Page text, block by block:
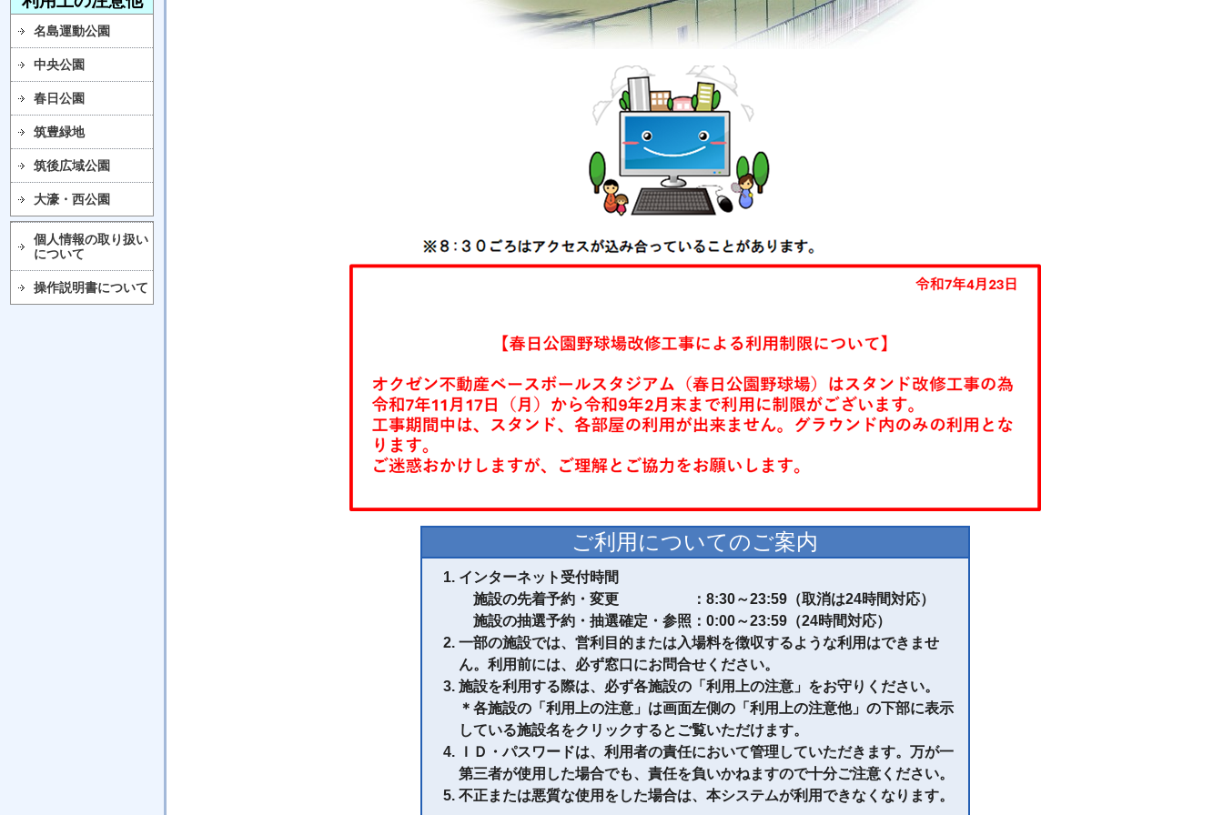
名島運動公園
中央公園
春日公園
筑豊緑地
筑後広域公園
大濠・西公園
個人情報の取り扱い
について
操作説明書について
ご利用についてのご案内
インターネット受付時間
施設の先着予約・変更 ：8:30～23:59（取消は24時間対応）
施設の抽選予約・抽選確定・参照：0:00～23:59（24時間対応）
一部の施設では、営利目的または入場料を徴収するような利用はできませ
ん。利用前には、必ず窓口にお問合せください。
施設を利用する際は、必ず各施設の「利用上の注意」をお守りください。
＊各施設の「利用上の注意」は画面左側の「利用上の注意他」の下部に表示
している施設名をクリックするとご覧いただけます。
ＩＤ・パスワードは、利用者の責任において管理していただきます。万が一
第三者が使用した場合でも、責任を負いかねますので十分ご注意ください。
不正または悪質な使用をした場合は、本システムが利用できなくなります。